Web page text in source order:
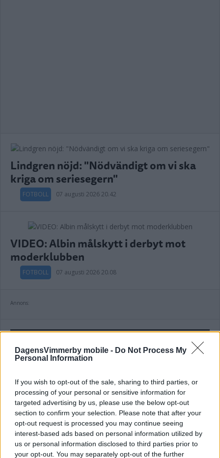
DagensVimmerby mobile - Do Not Process My
Personal Information
If you wish to opt-out of the sale, sharing to third parties, or
processing of your personal or sensitive information for
targeted advertising by us, please use the below opt-out
section to confirm your selection. Please note that after your
opt-out request is processed you may continue seeing
interest-based ads based on personal information utilized by
us or personal information disclosed to third parties prior to
your opt-out. You may separately opt-out of the further
Lindgren nöjd: "Nödvändigt om vi ska
kriga om seriesegern"
FOTBOLL 07 augusti 2026 20.42
VIDEO: Albin målskytt i derbyt mot
moderklubben
FOTBOLL 07 augusti 2026 20.08
Annons:
DERBY
GULLRINGSGRABBARNA SÄNKTE
GULLRINGEN I DERBYT
FOTBOLL 07 augusti 2026 19.28